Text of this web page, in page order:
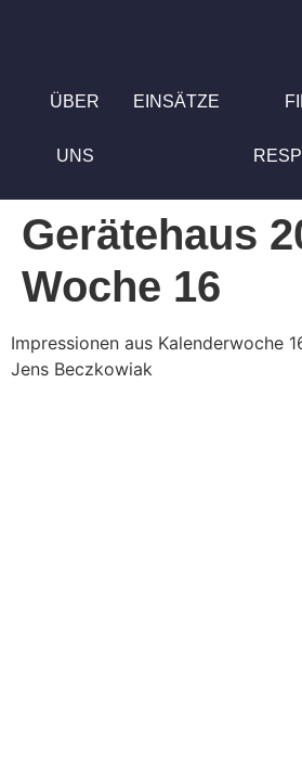
ÜBER
UNS
EINSÄTZE
Gerätehaus
Woche 16
Impressionen aus Kalenderwoche
Jens Beczkowiak